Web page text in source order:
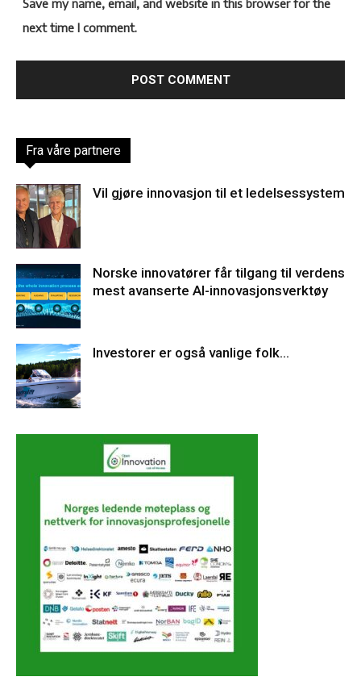
Save my name, email, and website in this browser for the
next time I comment.
Fra våre partnere
Vil gjøre innovasjon til et ledelsessystem
Norske innovatører får tilgang til verdens
mest avanserte AI-innovasjonsverktøy
Investorer er også vanlige folk…